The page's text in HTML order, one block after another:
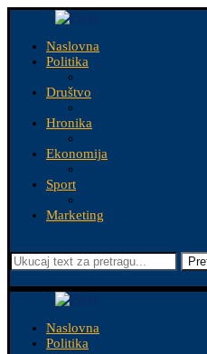
Naslovna
Politika
Društvo
Hronika
Ekonomija
Sport
Marketing
Naslovna
Politika